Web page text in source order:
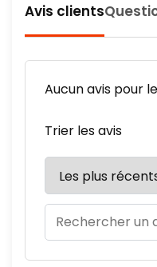
Avis clients
Aucun avis pour
Trier les avis